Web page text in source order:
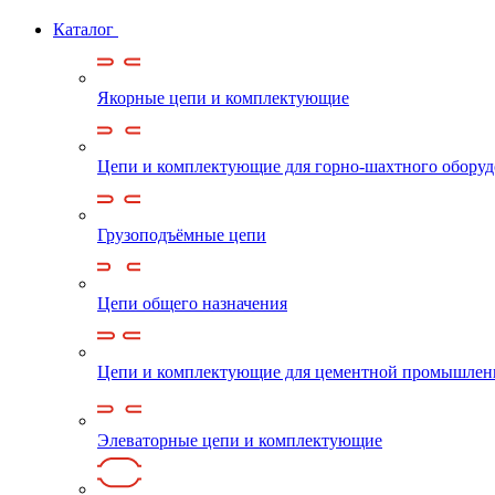
Каталог
Якорные цепи и комплектующие
Цепи и комплектующие для горно-шахтного
Грузоподъёмные цепи
Цепи общего назначения
Цепи и комплектующие для цементной
Элеваторные цепи и комплектующие